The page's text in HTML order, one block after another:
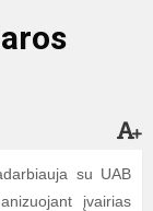
su UAB
įvairias